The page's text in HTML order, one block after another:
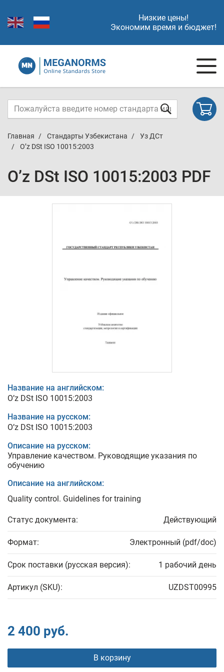
Низкие цены!
Экономим время и бюджет!
Главная Стандарты Узбекистана
Уз ДСт
O’z DSt ISO 10015:2003
O’z DSt ISO 10015:2003 PDF
Название на английском:
O’z DSt ISO 10015:2003
Название на русском:
O’z DSt ISO 10015:2003
Описание на русском:
Управление качеством. Руководящие указания по
обучению
Описание на английском:
Quality control. Guidelines for training
Статус документа: Действующий
Формат: Электронный (pdf/doc)
Срок поставки (русская версия): 1 рабочий день
Артикул (SKU): UZDST00995
2 400 руб.
В корзину